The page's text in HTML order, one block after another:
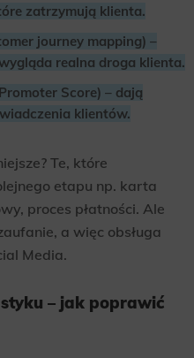
zatrzymują klienta.
journey mapping) –
realna droga klienta.
Score) – dają
klientów.
Te, które
etapu np. karta
proces płatności. Ale
a więc obsługa
Media.
– jak poprawić